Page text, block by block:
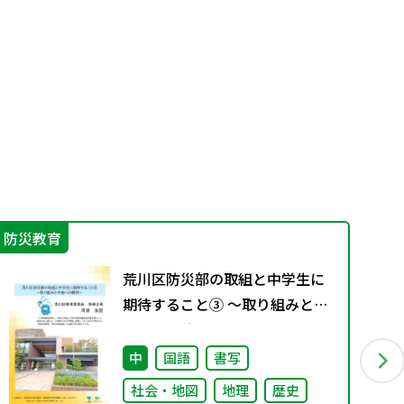
防災教育
荒川区防災部の取組と中学生に
期待すること③ ～取り組みと今
後への期待～
中 国語
書写
社会・地図
地理 歴史